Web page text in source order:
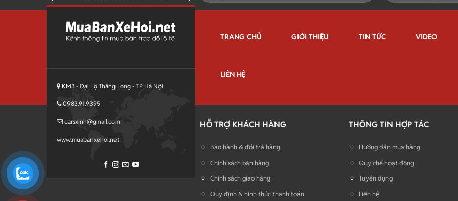
TRANG CHỦ GIỚI THIỆU TIN TỨC VIDEO
LIÊN HỆ
KM3 - Đại Lộ Thăng Long - TP Hà Nội
0983.91.9395
carsxinh@gmail.com
www.muabanxehoi.net
HỖ TRỢ KHÁCH HÀNG
Bảo hành & đổi trả hàng
Chính sách bán hàng
Chính sách giao hàng
Quy định & hình thức thanh toán
THÔNG TIN HỢP TÁC
Hướng dẫn mua hàng
Quy chế hoạt động
Tuyển dụng
Liên hệ